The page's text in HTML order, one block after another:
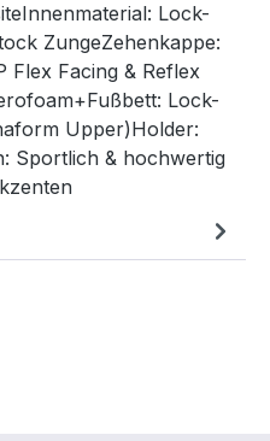
Lock-
ZungeZehenkappe:
Flex Facing & Reflex
Lock-
Upper)Holder:
Sportlich & hochwertig